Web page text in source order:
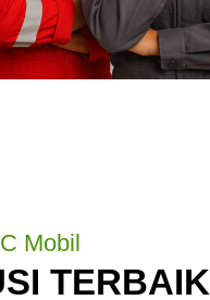
Mobil
TERBAIK